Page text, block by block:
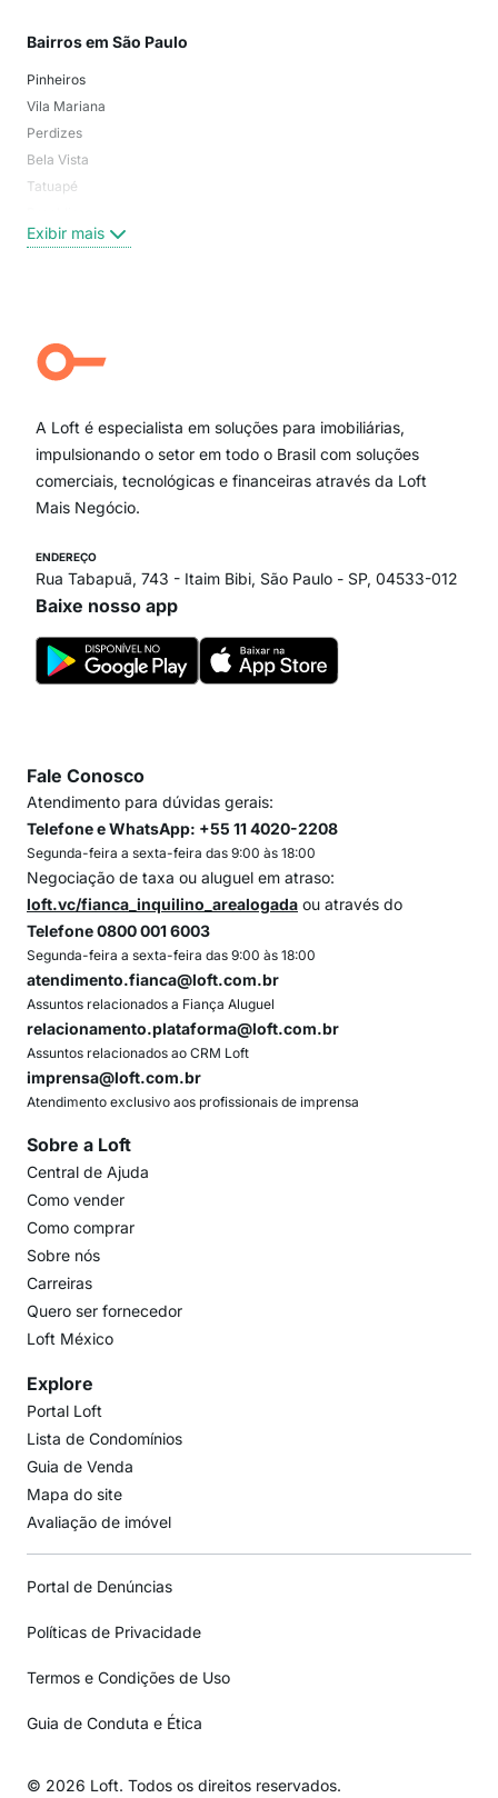
Bairros em São Paulo
Pinheiros
Vila Mariana
Perdizes
Bela Vista
Tatuapé
Centro
Campo Belo
Ipiranga
Paraíso
Itaim Bibi
Exibir mais
A Loft é especialista em soluções para imobiliárias,
impulsionando o setor em todo o Brasil com soluções
comerciais, tecnológicas e financeiras através da Loft
Mais Negócio.
ENDEREÇO
Rua Tabapuã, 743 - Itaim Bibi, São Paulo - SP, 04533-012
Baixe nosso app
Fale Conosco
Atendimento para dúvidas gerais:
Telefone e WhatsApp: +55 11 4020-2208
Segunda-feira a sexta-feira das 9:00 às 18:00
Negociação de taxa ou aluguel em atraso:
loft.vc/fianca_inquilino_arealogada ou através do
Telefone 0800 001 6003
Segunda-feira a sexta-feira das 9:00 às 18:00
atendimento.fianca@loft.com.br
Assuntos relacionados a Fiança Aluguel
relacionamento.plataforma@loft.com.br
Assuntos relacionados ao CRM Loft
imprensa@loft.com.br
Atendimento exclusivo aos profissionais de imprensa
Sobre a Loft
Central de Ajuda
Como vender
Como comprar
Sobre nós
Carreiras
Quero ser fornecedor
Loft México
Explore
Portal Loft
Lista de Condomínios
Guia de Venda
Mapa do site
Avaliação de imóvel
Portal de Denúncias
Políticas de Privacidade
Termos e Condições de Uso
Guia de Conduta e Ética
© 2026 Loft. Todos os direitos reservados.